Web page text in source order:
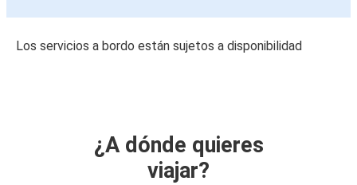
Los servicios a bordo están sujetos a disponibilidad
¿A dónde quieres
viajar?